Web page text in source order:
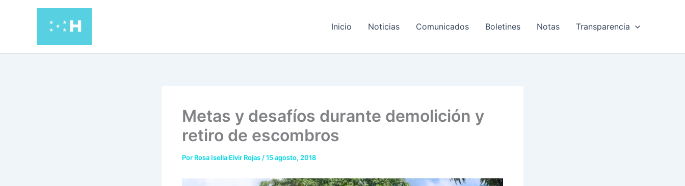
Inicio Noticias Comunicados Boletines Notas Transparencia
Metas y desafíos durante demolición y
retiro de escombros
Por Rosa Isella Elvir Rojas /15 agosto, 2018